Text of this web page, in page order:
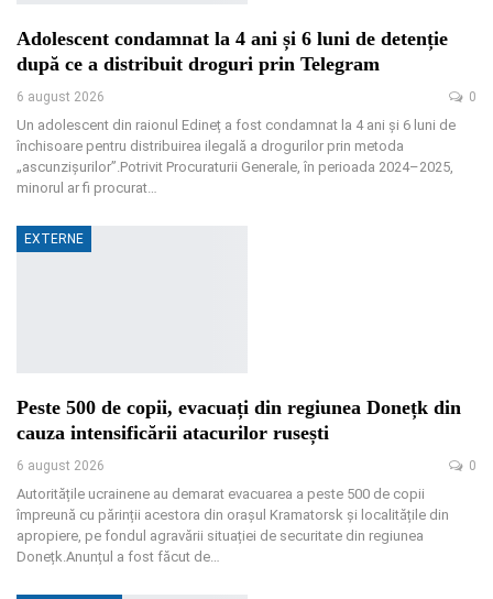
Adolescent condamnat la 4 ani și 6 luni de detenție
după ce a distribuit droguri prin Telegram
6 august 2026 0
Un adolescent din raionul Edineț a fost condamnat la 4 ani și 6 luni de
închisoare pentru distribuirea ilegală a drogurilor prin metoda
„ascunzișurilor”.Potrivit Procuraturii Generale, în perioada 2024–2025,
minorul ar fi procurat
EXTERNE
Peste 500 de copii, evacuați din regiunea Donețk din
cauza intensificării atacurilor rusești
6 august 2026 0
Autoritățile ucrainene au demarat evacuarea a peste 500 de copii
împreună cu părinții acestora din orașul Kramatorsk și localitățile din
apropiere, pe fondul agravării situației de securitate din regiunea
Donețk.Anunțul a fost făcut de…